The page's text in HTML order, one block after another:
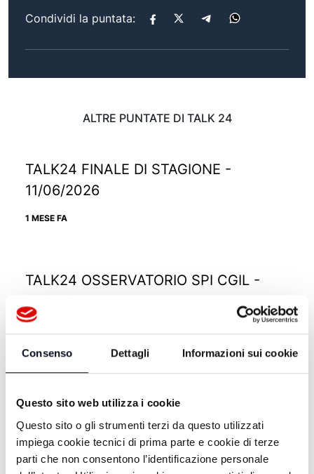
Consenso Dettagli Informazioni sui cookie
Questo sito web utilizza i cookie
Questo sito o gli strumenti terzi da questo utilizzati
impiega cookie tecnici di prima parte e cookie di terze
parti che non consentono l’identificazione personale
Condividi la puntata:
ALTRE PUNTATE DI TALK 24
TALK24 FINALE DI STAGIONE -
11/06/2026
1 MESE FA
TALK24 OSSERVATORIO SPI CGIL -
- ESTATE CALDA - 28/05/2026
2 MESI FA